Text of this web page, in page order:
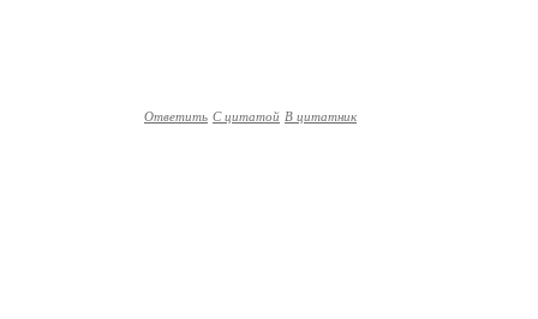
Ответить С цитатой В цитатник